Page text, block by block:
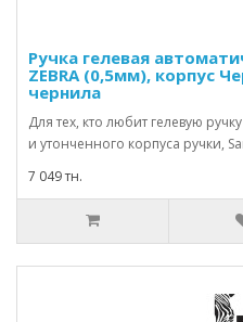
Ручка гелевая
ZEBRA (0,5мм), корпус
чернила
Для тех, кто любит гелевую
и утонченного корпуса ручки,
7 049 тн.